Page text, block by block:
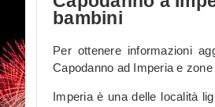
bambini
Per ottenere informazioni
Capodanno ad Imperia e zone
Imperia è una delle località